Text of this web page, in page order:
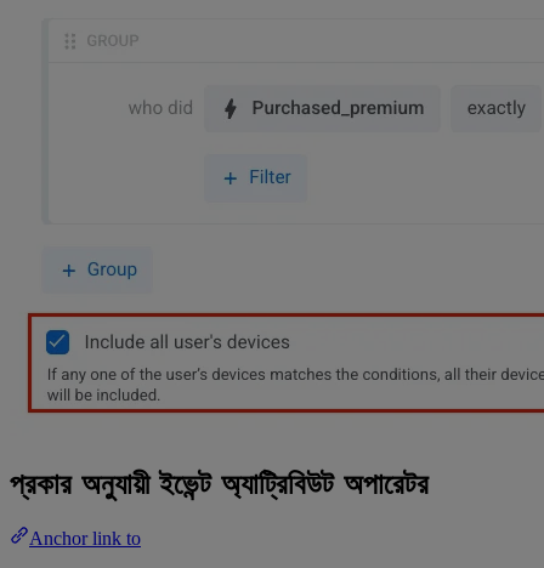
প্রকার অনুযায়ী ইভেন্ট অ্যাট্রিবিউট অপারেটর
Anchor link to